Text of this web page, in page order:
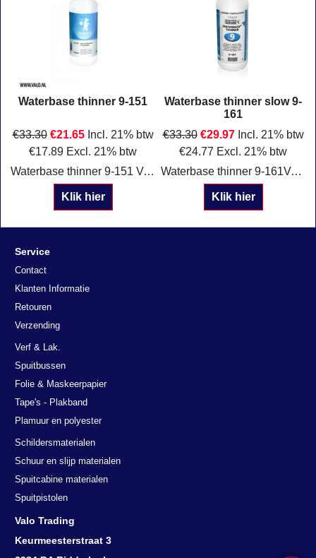
Waterbase thinner 9-151
€33.30 €21.65 Incl. 21% btw
€17.89 Excl. 21% btw
Waterbase thinner 9-151 Verpakking: 1 Liter Normaal
Klik hier
Waterbase thinner slow 9-
161
€33.30 €29.97 Incl. 21% btw
€24.77 Excl. 21% btw
Waterbase thinner 9-161Verpakking: 1 liter Slow
Klik hier
Service
Contact
Klanten Informatie
Retouren
Verzending
Verf & Lak.
Spuitbussen
Folie & Maskeerpapier
Tape's - Plakband
Plamuur en polyester
Schildersmaterialen
Schuur en slijp materialen
Spuitcabine materialen
Spuitpistolen
Valo Trading
Keurmeesterstraat 3